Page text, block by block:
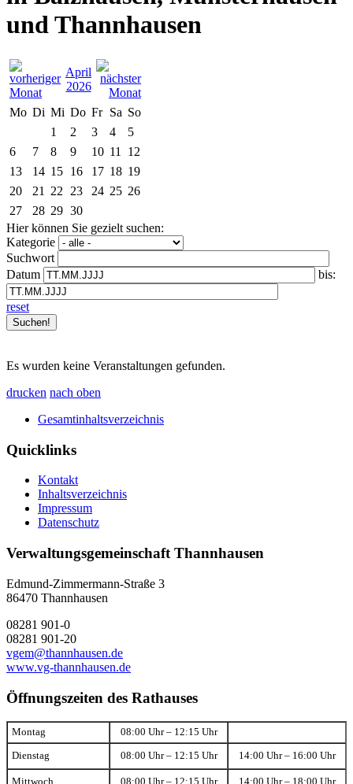
und Thannhausen
April
2026
Mo Di Mi Do Fr Sa So
1
2 3 4
5
6
7 8 9 10 11
12
13
14 15 16 17 18 19
20
21 22 23 24 25 26
27
28 29 30
Hier können Sie gezielt suchen:
Kategorie
Suchwort
Datum
bis:
reset
Es wurden keine Veranstaltungen gefunden.
drucken nach oben
Gesamtinhaltsverzeichnis
Quicklinks
Kontakt
Inhaltsverzeichnis
Impressum
Datenschutz
Verwaltungsgemeinschaft Thannhausen
Edmund-Zimmermann-Straße 3
86470 Thannhausen
08281 901-0
08281 901-20
vgem@thannhausen.de
www.vg-thannhausen.de
Öffnungszeiten des Rathauses
Montag 08:00 Uhr – 12:15 Uhr
Dienstag 08:00 Uhr – 12:15 Uhr 14:00 Uhr – 16:00 Uhr